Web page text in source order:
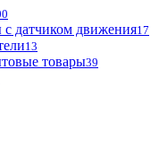
датчиком движения17
13
товары39